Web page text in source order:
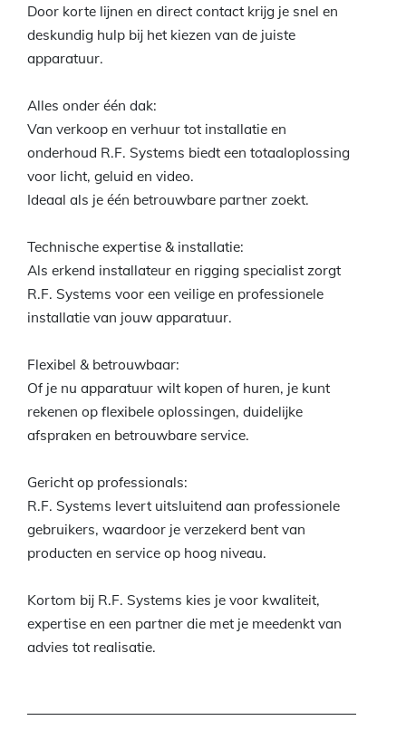
Door korte lijnen en direct contact krijg je snel en
deskundig hulp bij het kiezen van de juiste
apparatuur.
Alles onder één dak:
Van verkoop en verhuur tot installatie en
onderhoud R.F. Systems biedt een totaaloplossing
voor licht, geluid en video.
Ideaal als je één betrouwbare partner zoekt.
Technische expertise & installatie:
Als erkend installateur en rigging specialist zorgt
R.F. Systems voor een veilige en professionele
installatie van jouw apparatuur.
Flexibel & betrouwbaar:
Of je nu apparatuur wilt kopen of huren, je kunt
rekenen op flexibele oplossingen, duidelijke
afspraken en betrouwbare service.
Gericht op professionals:
R.F. Systems levert uitsluitend aan professionele
gebruikers, waardoor je verzekerd bent van
producten en service op hoog niveau.
Kortom bij R.F. Systems kies je voor kwaliteit,
expertise en een partner die met je meedenkt van
advies tot realisatie.